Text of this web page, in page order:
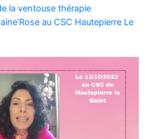
la ventouse thérapie
au CSC Hautepierre Le